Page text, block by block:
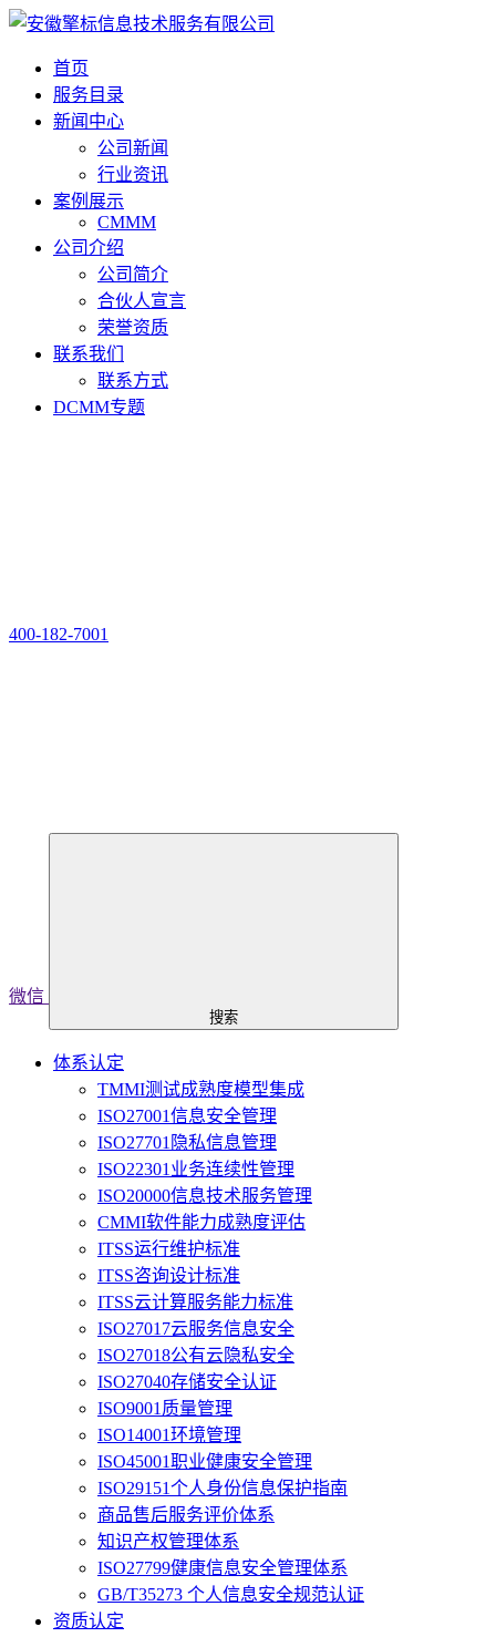
首页
服务目录
新闻中心
公司新闻
行业资讯
案例展示
CMMM
公司介绍
公司简介
合伙人宣言
荣誉资质
联系我们
联系方式
DCMM专题
400-182-7001
微信
搜索
体系认定
TMMI测试成熟度模型集成
ISO27001信息安全管理
ISO27701隐私信息管理
ISO22301业务连续性管理
ISO20000信息技术服务管理
CMMI软件能力成熟度评估
ITSS运行维护标准
ITSS咨询设计标准
ITSS云计算服务能力标准
ISO27017云服务信息安全
ISO27018公有云隐私安全
ISO27040存储安全认证
ISO9001质量管理
ISO14001环境管理
ISO45001职业健康安全管理
ISO29151个人身份信息保护指南
商品售后服务评价体系
知识产权管理体系
ISO27799健康信息安全管理体系
GB/T35273 个人信息安全规范认证
资质认定